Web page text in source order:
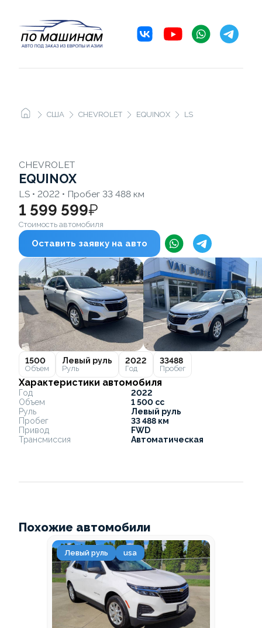
США CHEVROLET EQUINOX LS
CHEVROLET
EQUINOX
LS • 2022 • Пробег 33 488 км
1 599 599₽
Стоимость автомобиля
Оставить заявку на авто
1500
Объем
Левый руль
Руль
2022
Год
33488
Пробег
Характеристики автомобиля
Год
2022
Объем
1 500 cc
Руль
Левый руль
Пробег
33 488 км
Привод
FWD
Трансмиссия
Автоматическая
Похожие автомобили
Левый руль usa